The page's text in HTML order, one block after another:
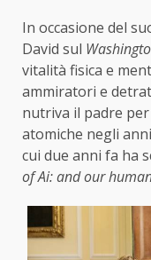
In occasione del
David sul
vitalità fisica e
ammiratori e
nutriva il padre per
atomiche negli
cui due anni fa ha
of Ai: and our